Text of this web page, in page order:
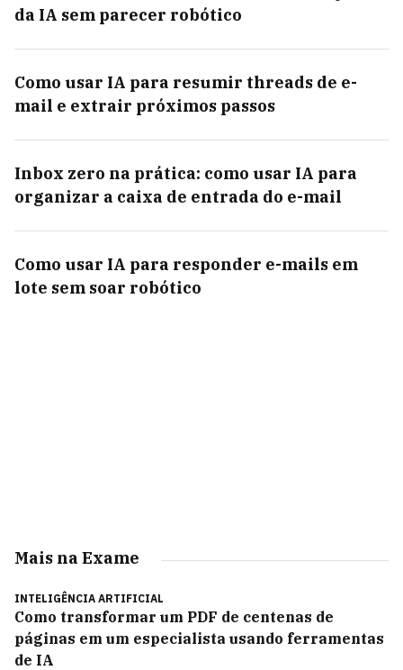
da IA sem parecer robótico
Como usar IA para resumir threads de e-
mail e extrair próximos passos
Inbox zero na prática: como usar IA para
organizar a caixa de entrada do e-mail
Como usar IA para responder e-mails em
lote sem soar robótico
Mais na Exame
INTELIGÊNCIA ARTIFICIAL
Como transformar um PDF de centenas de
páginas em um especialista usando ferramentas
de IA